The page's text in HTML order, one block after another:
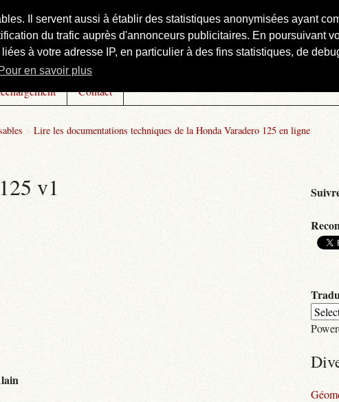
Il servent aussi à établir des statistiques anonymisées ayant
du trafic auprès d'annonceurs publicitaires. En poursuivant
à votre adresse IP, en particulier à des fins statistiques, de
Pour en savoir plus
Contact
> Lire les documentations techniques de la Honda Varadero 125 en ligne
v1